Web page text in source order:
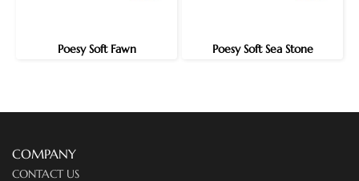
Poesy Soft Fawn Poesy Soft Sea Stone
COMPANY
CONTACT US